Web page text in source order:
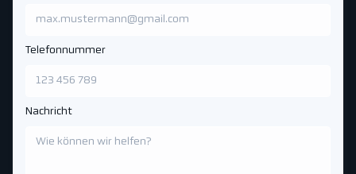
Telefonnummer
Nachricht